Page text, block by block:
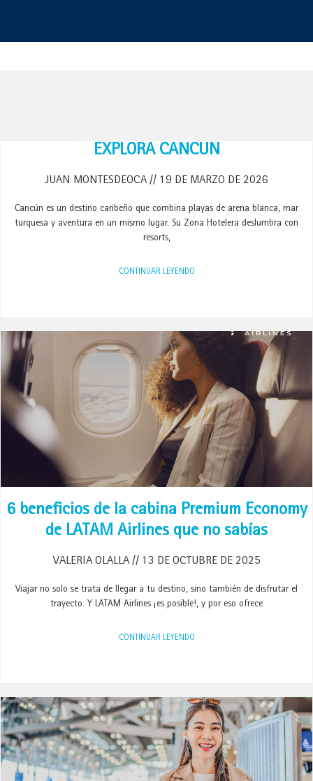
EXPLORA CANCÚN
JUAN MONTESDEOCA 19 DE MARZO DE 2026
Cancún es un destino caribeño que combina playas de arena blanca, mar
turquesa y aventura en un mismo lugar. Su Zona Hotelera deslumbra con
resorts,
CONTINUAR LEYENDO
6 beneficios de la cabina Premium Economy
de LATAM Airlines que no sabías
VALERIA OLALLA 13 DE OCTUBRE DE 2025
Viajar no solo se trata de llegar a tu destino, sino también de disfrutar el
trayecto. Y LATAM Airlines ¡es posible!, y por eso ofrece
CONTINUAR LEYENDO